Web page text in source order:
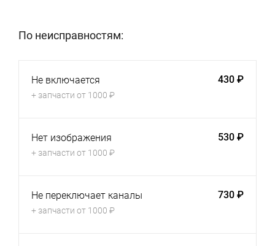
По неисправностям:
Не включается
+ запчасти от 1000 ₽
430 ₽
Нет изображения
+ запчасти от 1000 ₽
530 ₽
Не переключает каналы
+ запчасти от 1000 ₽
730 ₽